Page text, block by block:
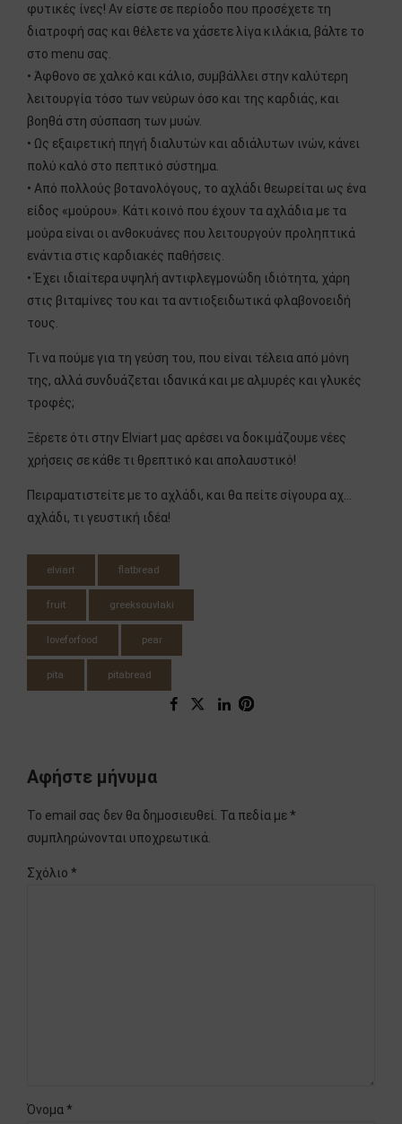
φυτικές ίνες! Αν είστε σε περίοδο που προσέχετε τη
διατροφή σας και θέλετε να χάσετε λίγα κιλάκια, βάλτε το
στο menu σας.
• Άφθονο σε χαλκό και κάλιο, συμβάλλει στην καλύτερη
λειτουργία τόσο των νεύρων όσο και της καρδιάς, και
βοηθά στη σύσπαση των μυών.
• Ως εξαιρετική πηγή διαλυτών και αδιάλυτων ινών, κάνει
πολύ καλό στο πεπτικό σύστημα.
• Από πολλούς βοτανολόγους, το αχλάδι θεωρείται ως ένα
είδος «μούρου». Κάτι κοινό που έχουν τα αχλάδια με τα
μούρα είναι οι ανθοκυάνες που λειτουργούν προληπτικά
ενάντια στις καρδιακές παθήσεις.
• Έχει ιδιαίτερα υψηλή αντιφλεγμονώδη ιδιότητα, χάρη
στις βιταμίνες του και τα αντιοξειδωτικά φλαβονοειδή
τους.
Τι να πούμε για τη γεύση του, που είναι τέλεια από μόνη
της, αλλά συνδυάζεται ιδανικά και με αλμυρές και γλυκές
τροφές;
Ξέρετε ότι στην Elviart μας αρέσει να δοκιμάζουμε νέες
χρήσεις σε κάθε τι θρεπτικό και απολαυστικό!
Πειραματιστείτε με το αχλάδι, και θα πείτε σίγουρα αχ…
αχλάδι, τι γευστική ιδέα!
elviart flatbread
fruit greeksouvlaki
loveforfood pear
pita pitabread
Αφήστε μήνυμα
Το email σας δεν θα δημοσιευθεί. Τα πεδία με *
συμπληρώνονται υποχρεωτικά.
Σχόλιο *
Όνομα *